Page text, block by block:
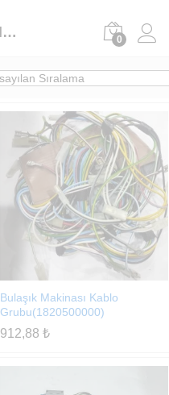
Bulaşık Makinesi Kablo Grupları 0
Bulaşık Makinası Kablo
Grubu(1820500000)
912,88 ₺